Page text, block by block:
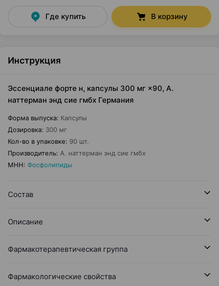
Где купить В корзину
Инструкция
Эссенциале форте н, капсулы 300 мг ×90, А.
наттерман энд сие гмбх Германия
Форма выпуска: Капсулы
Дозировка: 300 мг
Кол-во в упаковке: 90 шт.
Производитель: А. наттерман энд сие гмбх
МНН: Фосфолипиды
Состав
Описание
Фармакотерапевтическая группа
Фармакологические свойства